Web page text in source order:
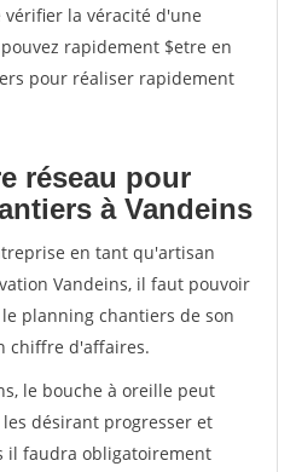
la véracité d'une
rapidement $etre en
pour réaliser rapidement
réseau pour
à Vandeins
en tant qu'artisan
Vandeins, il faut pouvoir
planning chantiers de son
chiffre d'affaires.
le bouche à oreille peut
désirant progresser et
il faudra obligatoirement